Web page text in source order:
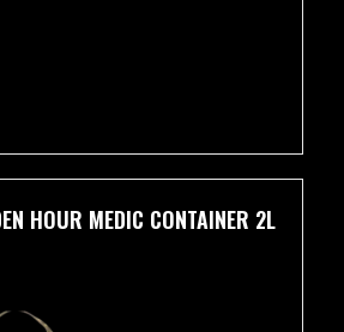
HOUR MEDIC CONTAINER 2L